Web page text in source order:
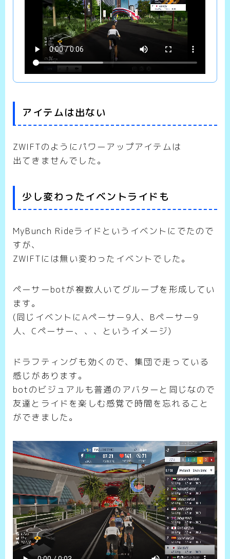
アイテムは出ない
ZWIFTのようにパワーアップアイテムは
出てきませんでした。
少し変わったイベントライドも
MyBunch Rideライドというイベントにでたので
すが、
ZWIFTには無い変わったイベントでした。
ペーサーbotが複数人いてグループを形成してい
ます。
(同じイベントにAペーサー9人、Bペーサー9
人、Cペーサー、、、というイメージ)
ドラフティングも効くので、集団で走っている
感じがあります。
botのビジュアルも普通のアバターと同じなので
友達とライドを楽しむ感覚で時間を忘れること
ができました。